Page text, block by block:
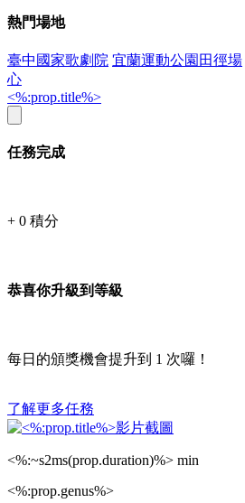
熱門場地
臺中國家歌劇院 宜蘭運動公園田徑場
心
<%:prop.title%>
任務完成
+ 0 積分
恭喜你升級到等級
每日的頒獎機會提升到 1 次囉！
了解更多任務
<%:~s2ms(prop.duration)%> min
<%:prop.genus%>